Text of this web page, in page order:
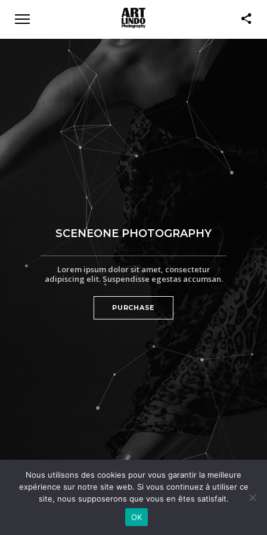
SCENEONE PHOTOGRAPHY
Lorem ipsum dolor sit amet, consectetur
adipiscing elit. Suspendisse egestas accumsan.
PURCHASE
Nous utilisons des cookies pour vous garantir la meilleure
expérience sur notre site web. Si vous continuez à utiliser ce
site, nous supposerons que vous en êtes satisfait.
OK